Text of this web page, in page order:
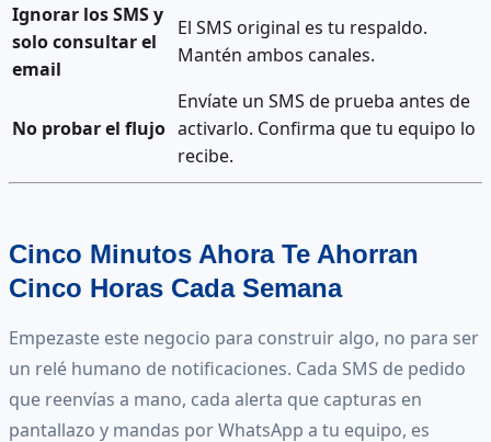
Ignorar los SMS y
solo consultar el
email
El SMS original es tu respaldo.
Mantén ambos canales.
No probar el flujo
Envíate un SMS de prueba antes de
activarlo. Confirma que tu equipo lo
recibe.
Cinco Minutos Ahora Te Ahorran
Cinco Horas Cada Semana
Empezaste este negocio para construir algo, no para ser
un relé humano de notificaciones. Cada SMS de pedido
que reenvías a mano, cada alerta que capturas en
pantallazo y mandas por WhatsApp a tu equipo, es